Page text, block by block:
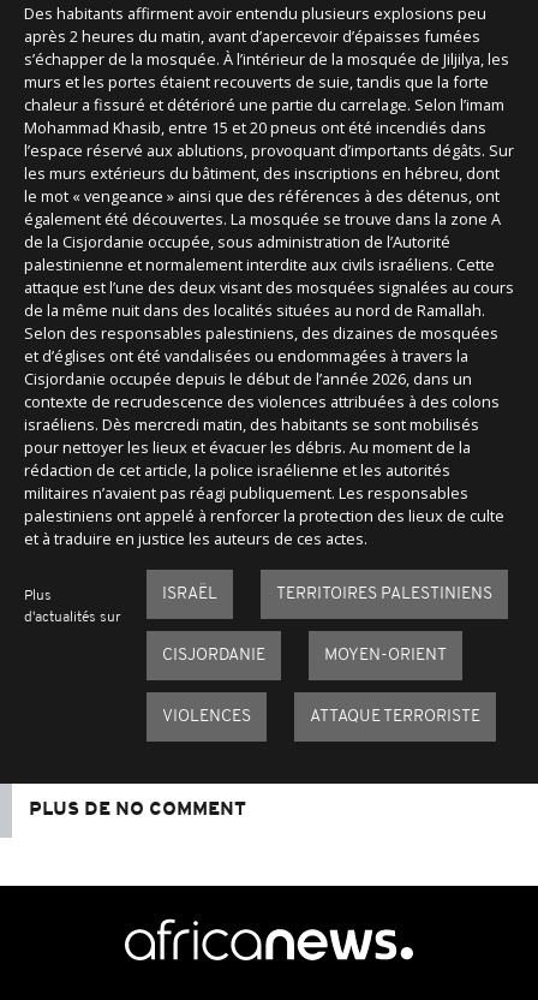
Des habitants affirment avoir entendu plusieurs explosions peu
après 2 heures du matin, avant d’apercevoir d’épaisses fumées
s’échapper de la mosquée. À l’intérieur de la mosquée de Jiljilya, les
murs et les portes étaient recouverts de suie, tandis que la forte
chaleur a fissuré et détérioré une partie du carrelage. Selon l’imam
Mohammad Khasib, entre 15 et 20 pneus ont été incendiés dans
l’espace réservé aux ablutions, provoquant d’importants dégâts. Sur
les murs extérieurs du bâtiment, des inscriptions en hébreu, dont
le mot « vengeance » ainsi que des références à des détenus, ont
également été découvertes. La mosquée se trouve dans la zone A
de la Cisjordanie occupée, sous administration de l’Autorité
palestinienne et normalement interdite aux civils israéliens. Cette
attaque est l’une des deux visant des mosquées signalées au cours
de la même nuit dans des localités situées au nord de Ramallah.
Selon des responsables palestiniens, des dizaines de mosquées
et d’églises ont été vandalisées ou endommagées à travers la
Cisjordanie occupée depuis le début de l’année 2026, dans un
contexte de recrudescence des violences attribuées à des colons
israéliens. Dès mercredi matin, des habitants se sont mobilisés
pour nettoyer les lieux et évacuer les débris. Au moment de la
rédaction de cet article, la police israélienne et les autorités
militaires n’avaient pas réagi publiquement. Les responsables
palestiniens ont appelé à renforcer la protection des lieux de culte
et à traduire en justice les auteurs de ces actes.
Plus
d'actualités sur
ISRAËL TERRITOIRES PALESTINIENS
CISJORDANIE MOYEN-ORIENT
VIOLENCES ATTAQUE TERRORISTE
PLUS DE NO COMMENT